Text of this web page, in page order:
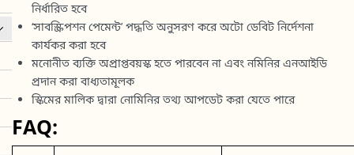
নির্ধারিত হবে
‘সাবস্ক্রিপশন পেমেন্ট’ পদ্ধতি অনুসরণ করে অটো ডেবিট নির্দেশনা
কার্যকর করা হবে
মনোনীত ব্যক্তি অপ্রাপ্তবয়স্ক হতে পারবেন না এবং নমিনির এনআইডি
প্রদান করা বাধ্যতামূলক
স্কিমের মালিক দ্বারা নোমিনির তথ্য আপডেট করা যেতে পারে
FAQ: